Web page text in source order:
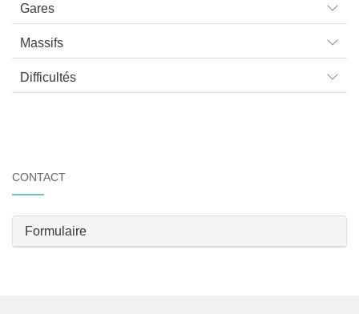
Gares
Massifs
Difficultés
CONTACT
Formulaire